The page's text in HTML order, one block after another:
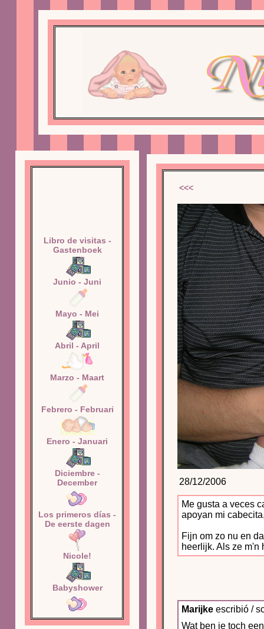
Libro de visitas -
Gastenboek
Junio - Juni
Mayo - Mei
Abril - April
Marzo - Maart
Febrero - Februari
Enero - Januari
Diciembre -
December
Los primeros días -
De eerste dagen
Nicole!
Babyshower
<<<
28/12/2006
Me gusta a veces
apoyan mi
Fijn om zo nu en
heerlijk. Als ze m'n
Marijkeescribió /
Wat ben je toch